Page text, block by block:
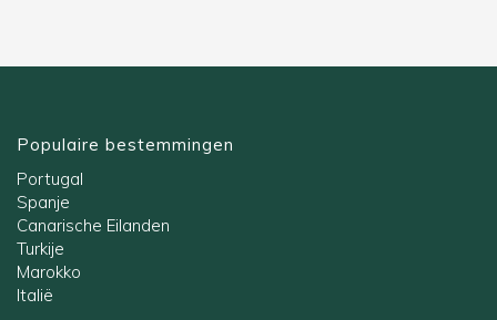
Populaire bestemmingen
Portugal
Spanje
Canarische Eilanden
Turkije
Marokko
Italië